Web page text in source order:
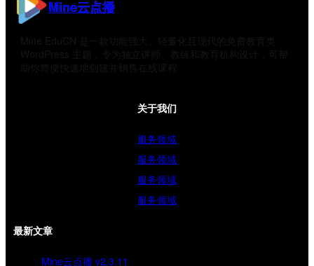
Mine云点播
Mine EduCN 是一款功能强大、轻量化且现代的免费教育类
WordPress 主题，专为独立讲师、教练和教育机构设计，可帮
助你简便快速地创建并销售在线课程
关于我们
服务领域
服务领域
服务领域
服务领域
最新文章
Mine云点播 v2.3.11